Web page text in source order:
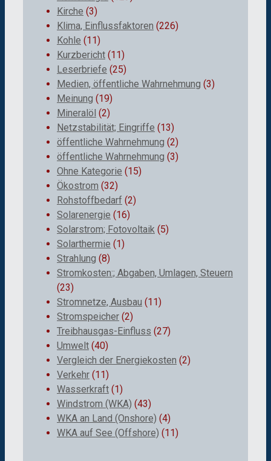
Kirche (3)
Klima, Einflussfaktoren (226)
Kohle (11)
Kurzbericht (11)
Leserbriefe (25)
Medien, öffentliche Wahrnehmung (3)
Meinung (19)
Mineralöl (2)
Netzstabilität; Eingriffe (13)
öffentliche Wahrnehmung (2)
öffentliche Wahrnehmung (3)
Ohne Kategorie (15)
Ökostrom (32)
Rohstoffbedarf (2)
Solarenergie (16)
Solarstrom; Fotovoltaik (5)
Solarthermie (1)
Strahlung (8)
Stromkosten:; Abgaben, Umlagen, Steuern
(23)
Stromnetze, Ausbau (11)
Stromspeicher (2)
Treibhausgas-Einfluss (27)
Umwelt (40)
Vergleich der Energiekosten (2)
Verkehr (11)
Wasserkraft (1)
Windstrom (WKA) (43)
WKA an Land (Onshore) (4)
WKA auf See (Offshore) (11)